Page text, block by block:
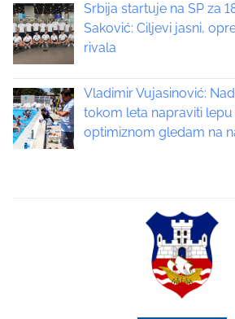
Srbija startuje na SP za
Saković: Ciljevi jasni,
rivala
Vladimir Vujasinović:
tokom leta napraviti
optimiznom gledam na